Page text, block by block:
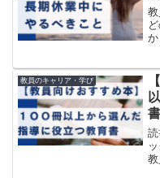
教員のキャリア・学び
書